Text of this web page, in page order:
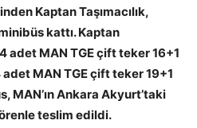
Kaptan Taşımacılık,
kattı. Kaptan
4 adet MAN TGE çift teker 16+1
MAN TGE çift teker 19+1
MAN’ın Ankara Akyurt’taki
teslim edildi.